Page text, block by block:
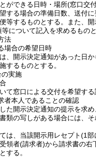
ができる日時・場所(窓口交
する場合の準備日数、送付に
等するものとする。また、
について記入を求めるものと
法
場合の希望日時
、開示決定通知があった日
するものとする。
実施
て窓口による交付を希望す
者本人であることの確認
た開示決定通知の提示を求め
類の写しがある場合には、
は、当該開示用レセプト(1部
領者(請求者)から請求書の右
する。